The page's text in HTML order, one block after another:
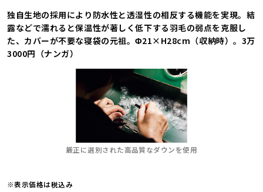
独自生地の採用により防水性と透湿性の相反する機能を実現。結
露などで濡れると保温性が著しく低下する羽毛の弱点を克服し
た、カバーが不要な寝袋の元祖。Φ21×H28cm（収納時）。3万
3000円（ナンガ）
厳正に選別された高品質なダウンを使用
※表示価格は税込み